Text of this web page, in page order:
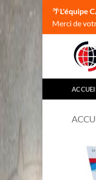
🌴L'équipe
Merci de